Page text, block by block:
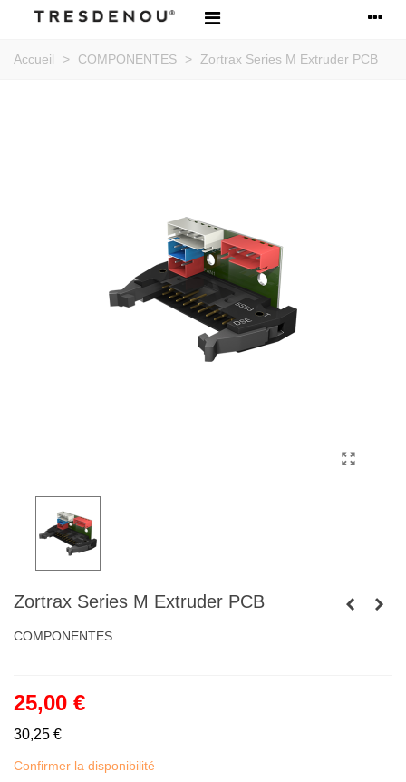
Accueil > COMPONENTES > Zortrax Series M Extruder PCB
Zortrax Series M Extruder PCB
COMPONENTES
25,00 €
30,25 €
Confirmer la disponibilité